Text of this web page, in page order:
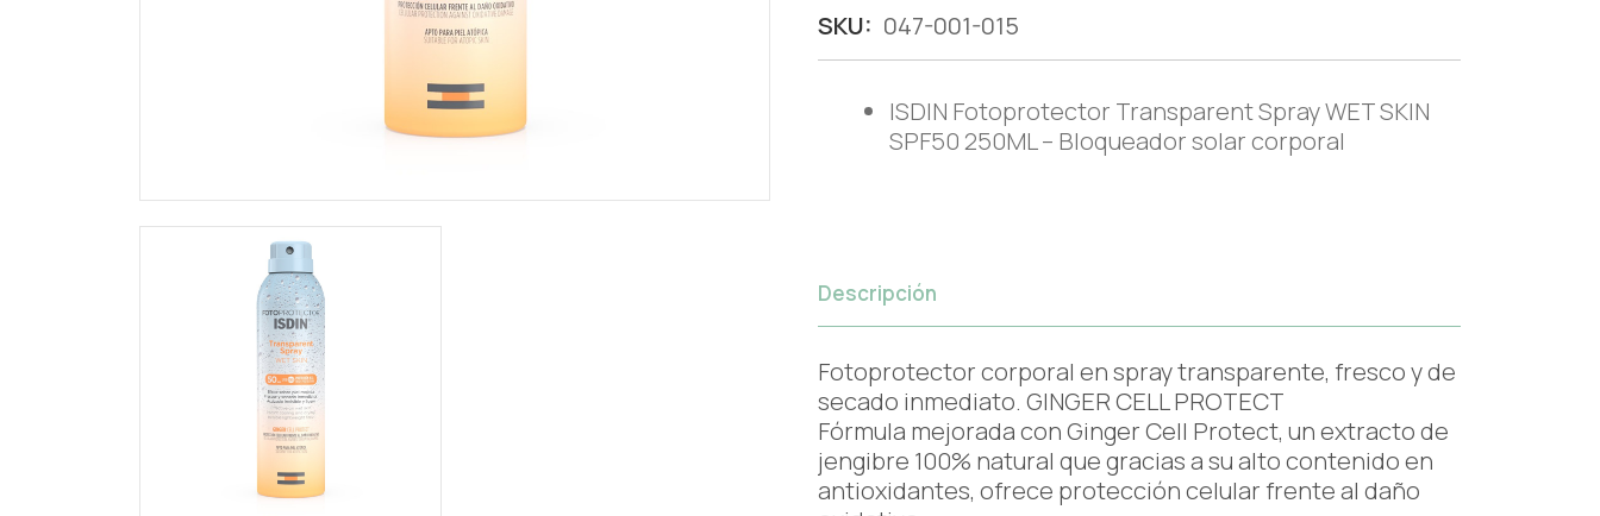
SKU: 047-001-015
ISDIN Fotoprotector Transparent Spray WET SKIN
SPF50 250ML – Bloqueador solar corporal
Descripción
Fotoprotector corporal en spray transparente, fresco y de
secado inmediato. GINGER CELL PROTECT
Fórmula mejorada con Ginger Cell Protect, un extracto de
jengibre 100% natural que gracias a su alto contenido en
antioxidantes, ofrece protección celular frente al daño